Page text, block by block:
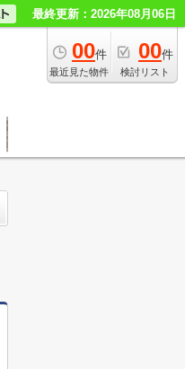
最終更新：2026年08月06日
00件
最近見た物件
00件
検討リスト